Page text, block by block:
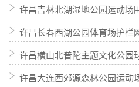
许昌吉林北湖湿地公园运动场
许昌长春西湖公园体育场护栏
许昌横山北普陀主题文化公园
许昌大连西郊源森林公园运动